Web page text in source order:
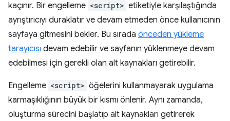
kaçınır. Bir engelleme <script> etiketiyle karşılaştığında
ayrıştırıcıyı duraklatır ve devam etmeden önce kullanıcının
sayfaya gitmesini bekler. Bu sırada önceden yükleme
tarayıcısı devam edebilir ve sayfanın yüklenmeye devam
edebilmesi için gerekli olan alt kaynakları getirebilir.
Engelleme <script> öğelerini kullanmayarak uygulama
karmaşıklığının büyük bir kısmı önlenir. Aynı zamanda,
oluşturma sürecini başlatıp alt kaynakları getirerek